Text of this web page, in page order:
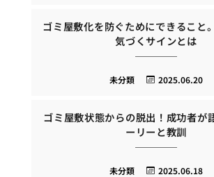
ゴミ屋敷化を防ぐためにできること
気づくサインとは
2025.06.20
未分類
ゴミ屋敷状態からの脱出！成功者が
ーリーと教訓
2025.06.18
未分類